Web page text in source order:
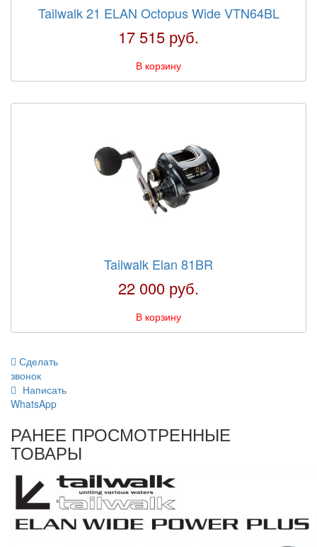
Tailwalk 21 ELAN Octopus Wide VTN64BL
17 515 руб.
В корзину
Tailwalk Elan 81BR
22 000 руб.
В корзину
Сделать
звонок
Написать
WhatsApp
РАНЕЕ ПРОСМОТРЕННЫЕ
ТОВАРЫ